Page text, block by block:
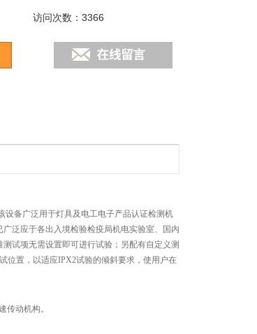
访问次数：3366
设备广泛用于灯具及电工电子产品认证检测机
泛应于各出入境检验检疫局机电实验室、国内
试项无需设置即可进行试验；另配有自定义测
位置，以适应IPX2试验的倾斜要求，使用户在
传动机构。